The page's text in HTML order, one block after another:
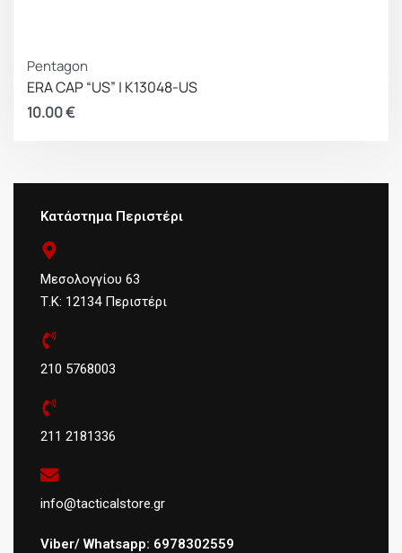
Pentagon
ERA CAP “US” | K13048-US
10.00€
Κατάστημα Περιστέρι
Μεσολογγίου 63
Τ.Κ: 12134 Περιστέρι
210 5768003
211 2181336
info@tacticalstore.gr
Viber/ Whatsapp: 6978302559